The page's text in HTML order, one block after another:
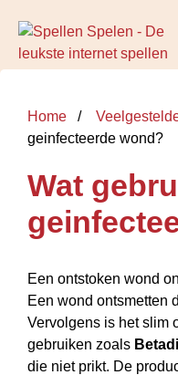
Home
geinfecteerde wond?
Wat
Een ontstoken wond
Een wond ontsmetten
Vervolgens is het slim
gebruiken zoals
die niet prikt. De